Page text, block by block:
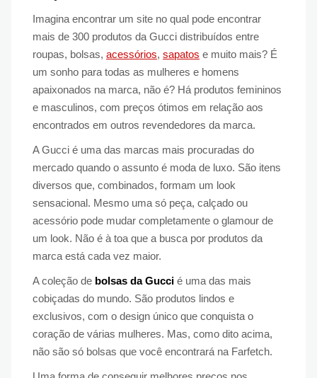
Imagina encontrar um site no qual pode encontrar
mais de 300 produtos da Gucci distribuídos entre
roupas, bolsas, acessórios, sapatos e muito mais? É
um sonho para todas as mulheres e homens
apaixonados na marca, não é? Há produtos femininos
e masculinos, com preços ótimos em relação aos
encontrados em outros revendedores da marca.
A Gucci é uma das marcas mais procuradas do
mercado quando o assunto é moda de luxo. São itens
diversos que, combinados, formam um look
sensacional. Mesmo uma só peça, calçado ou
acessório pode mudar completamente o glamour de
um look. Não é à toa que a busca por produtos da
marca está cada vez maior.
A coleção de bolsas da Gucci é uma das mais
cobiçadas do mundo. São produtos lindos e
exclusivos, com o design único que conquista o
coração de várias mulheres. Mas, como dito acima,
não são só bolsas que você encontrará na Farfetch.